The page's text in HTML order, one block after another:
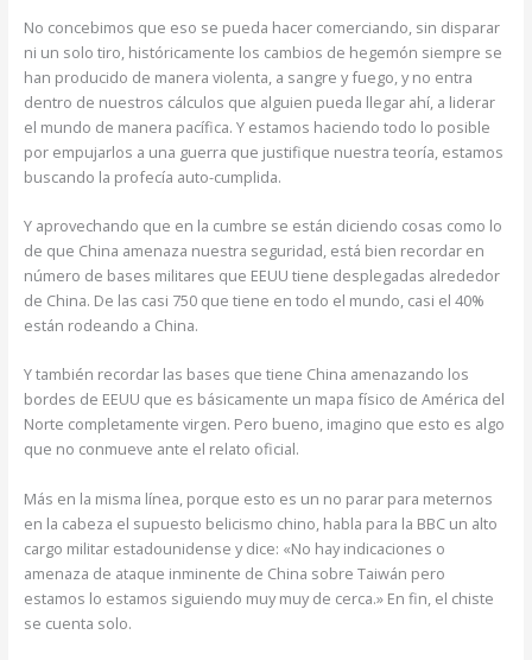
No concebimos que eso se pueda hacer comerciando, sin disparar
ni un solo tiro, históricamente los cambios de hegemón siempre se
han producido de manera violenta, a sangre y fuego, y no entra
dentro de nuestros cálculos que alguien pueda llegar ahí, a liderar
el mundo de manera pacífica. Y estamos haciendo todo lo posible
por empujarlos a una guerra que justifique nuestra teoría, estamos
buscando la profecía auto-cumplida.
Y aprovechando que en la cumbre se están diciendo cosas como lo
de que China amenaza nuestra seguridad, está bien recordar en
número de bases militares que EEUU tiene desplegadas alrededor
de China. De las casi 750 que tiene en todo el mundo, casi el 40%
están rodeando a China.
Y también recordar las bases que tiene China amenazando los
bordes de EEUU que es básicamente un mapa físico de América del
Norte completamente virgen. Pero bueno, imagino que esto es algo
que no conmueve ante el relato oficial.
Más en la misma línea, porque esto es un no parar para meternos
en la cabeza el supuesto belicismo chino, habla para la BBC un alto
cargo militar estadounidense y dice: «No hay indicaciones o
amenaza de ataque inminente de China sobre Taiwán pero
estamos lo estamos siguiendo muy muy de cerca.» En fin, el chiste
se cuenta solo.